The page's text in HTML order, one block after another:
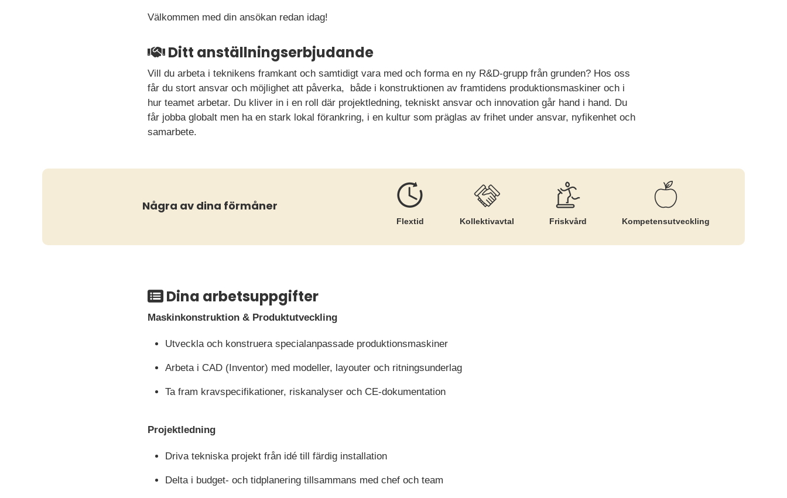
Välkommen med din ansökan redan idag!
Ditt anställningserbjudande
Vill du arbeta i teknikens framkant och samtidigt vara med och forma en ny R&D-grupp från grunden? Hos oss
får du stort ansvar och möjlighet att påverka, både i konstruktionen av framtidens produktionsmaskiner och i
hur teamet arbetar. Du kliver in i en roll där projektledning, tekniskt ansvar och innovation går hand i hand. Du
får jobba globalt men ha en stark lokal förankring, i en kultur som präglas av frihet under ansvar, nyfikenhet och
samarbete.
Några av dina förmåner
Flextid Kollektiv­avtal Friskvård Kompetens­utveckling
Dina arbetsuppgifter
Maskinkonstruktion & Produktutveckling
Utveckla och konstruera specialanpassade produktionsmaskiner
Arbeta i CAD (Inventor) med modeller, layouter och ritningsunderlag
Ta fram kravspecifikationer, riskanalyser och CE-dokumentation
Projektledning
Driva tekniska projekt från idé till färdig installation
Delta i budget- och tidplanering tillsammans med chef och team